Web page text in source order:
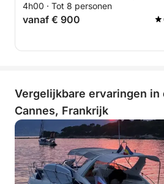
4h00 · Tot 8 personen
vanaf € 900
Vergelijkbare ervaringen in
Cannes, Frankrijk